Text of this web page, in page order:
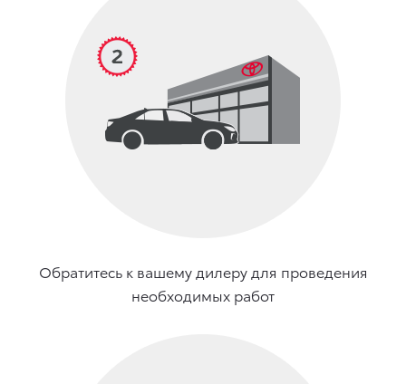
Обратитесь к вашему дилеру для проведения
необходимых работ